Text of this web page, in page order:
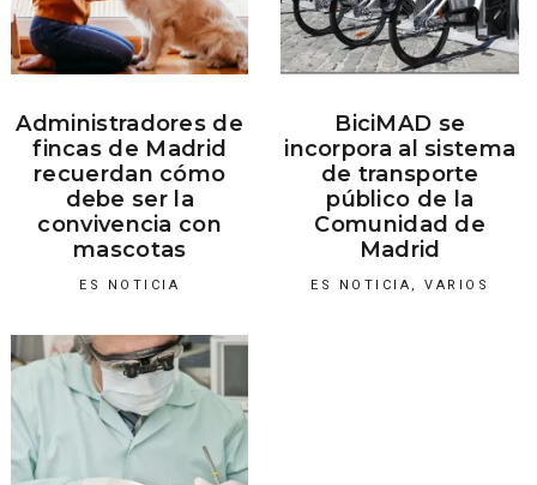
Administradores de
fincas de Madrid
recuerdan cómo
debe ser la
convivencia con
mascotas
ES NOTICIA
BiciMAD se
incorpora al sistema
de transporte
público de la
Comunidad de
Madrid
ES NOTICIA ,VARIOS